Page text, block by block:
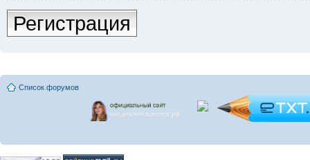
Регистрация
Список форумов